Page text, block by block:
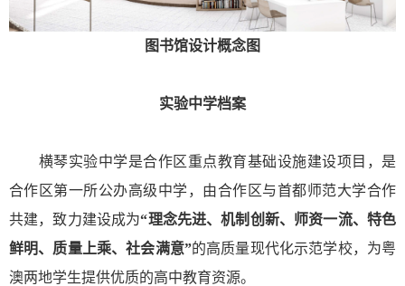
图书馆设计概念图
实验中学档案
横琴实验中学是合作区重点教育基础设施建设项目，是
合作区第一所公办高级中学，由合作区与首都师范大学合作
共建，致力建设成为“理念先进、机制创新、师资一流、特色
鲜明、质量上乘、社会满意”的高质量现代化示范学校，为粤
澳两地学生提供优质的高中教育资源。